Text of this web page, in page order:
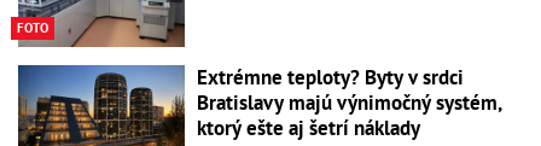
FOTO
Extrémne teploty? Byty v srdci
Bratislavy majú výnimočný systém,
ktorý ešte aj šetrí náklady